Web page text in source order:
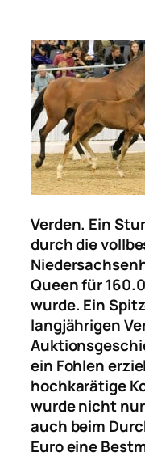
Verden. Ein
durch die
Queen für
wurde. Ein
langjährigen
ein Fohlen
hochkarätige
wurde nicht
auch beim
Euro eine